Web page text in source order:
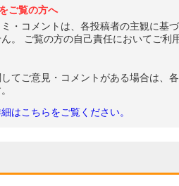
ご覧の方へ
・コメントは、各投稿者の主観に基
。 ご覧の方の自己責任においてご利
てご意見・コメントがある場合は、
はこちらをご覧ください。